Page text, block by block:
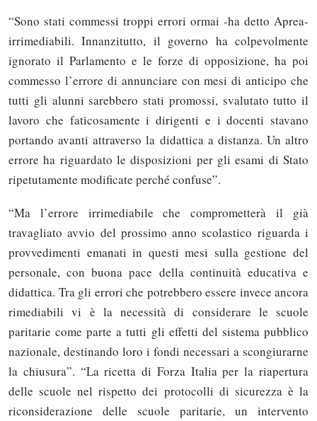
“Sono stati commessi troppi errori ormai -ha detto Aprea-
irrimediabili. Innanzitutto, il governo ha colpevolmente
ignorato il Parlamento e le forze di opposizione, ha poi
commesso l’errore di annunciare con mesi di anticipo che
tutti gli alunni sarebbero stati promossi, svalutato tutto il
lavoro che faticosamente i dirigenti e i docenti stavano
portando avanti attraverso la didattica a distanza. Un altro
errore ha riguardato le disposizioni per gli esami di Stato
ripetutamente modificate perché confuse”.
“Ma l’errore irrimediabile che comprometterà il già
travagliato avvio del prossimo anno scolastico riguarda i
provvedimenti emanati in questi mesi sulla gestione del
personale, con buona pace della continuità educativa e
didattica. Tra gli errori che potrebbero essere invece ancora
rimediabili vi è la necessità di considerare le scuole
paritarie come parte a tutti gli effetti del sistema pubblico
nazionale, destinando loro i fondi necessari a scongiurarne
la chiusura”. “La ricetta di Forza Italia per la riapertura
delle scuole nel rispetto dei protocolli di sicurezza è la
riconsiderazione delle scuole paritarie, un intervento